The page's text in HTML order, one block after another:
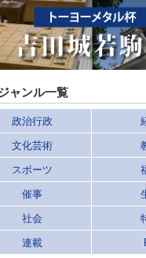
ャンル一覧
政治行政
文化芸術
スポーツ
催事
社会
連載